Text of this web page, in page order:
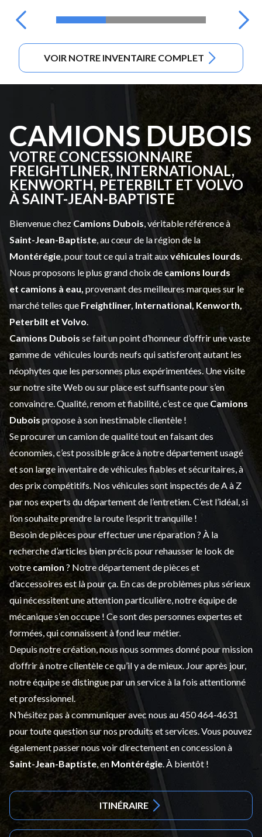
VOIR NOTRE INVENTAIRE COMPLET
CAMIONS DUBOIS
VOTRE CONCESSIONNAIRE
FREIGHTLINER, INTERNATIONAL,
KENWORTH, PETERBILT ET VOLVO
À SAINT-JEAN-BAPTISTE
Bienvenue chez Camions Dubois , véritable référence à
Saint-Jean-Baptiste , au cœur de la région de la
Montérégie , pour tout ce qui a trait auxvéhicules lourds
Nous proposons le plus grand choix de camions lourds
et camions à eau, provenant des meilleures marques sur le
marché telles que Freightliner, International, Kenworth,
Peterbilt et Volvo
Camions Dubois se fait un point d’honneur d’offrir une vaste
gamme de véhicules lourds neufs qui satisferont autant les
néophytes que les personnes plus expérimentées. Une visite
sur notre site Web ou sur place est suffisante pour s’en
convaincre. Qualité, renom et fiabilité, c’est ce que Camions
Dubois propose à son inestimable clientèle !
Se procurer un camion de qualité tout en faisant des
économies, c’est possible grâce à notredépartement usagé
et son large inventaire de véhicules fiables et sécuritaires, à
des prix compétitifs. Nos véhicules sont inspectés de A à Z
par nos experts du département de l’entretien . C’est l’idéal, si
l’on souhaite prendre la route l’esprit tranquille !
Besoin de pièces pour effectuer une réparation ? À la
recherche d’articles bien précis pour rehausser le look de
votre camion ? Notre département depièces et
d’accessoiresest là pour ça. En cas de problèmes plus sérieux
qui nécessitent une attention particulière, notre équipe de
mécanique s’en occupe ! Ce sont des personnes expertes et
formées, qui connaissent à fond leur métier.
Depuis notre création, nous nous sommes donné pour mission
d’offrir à notre clientèle ce qu’il y a de mieux. Jour après jour,
notre équipe se distingue par un service à la fois attentionné
et professionnel.
N’hésitez pas à communiquer avec nous au450 464-4631
pour toute question sur nos produits et services. Vous pouvez
également passer nous voir directement en concession à
Saint-Jean-Baptiste , en Montérégie . À bientôt !
ITINÉRAIRE